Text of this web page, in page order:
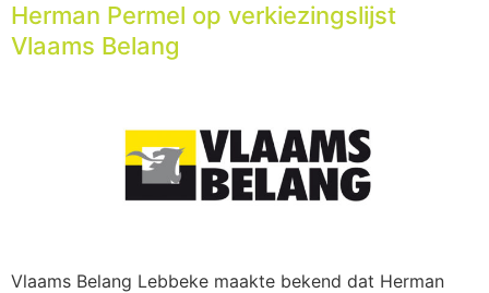
Herman Permel op verkiezingslijst
Vlaams Belang
Vlaams Belang Lebbeke maakte bekend dat Herman